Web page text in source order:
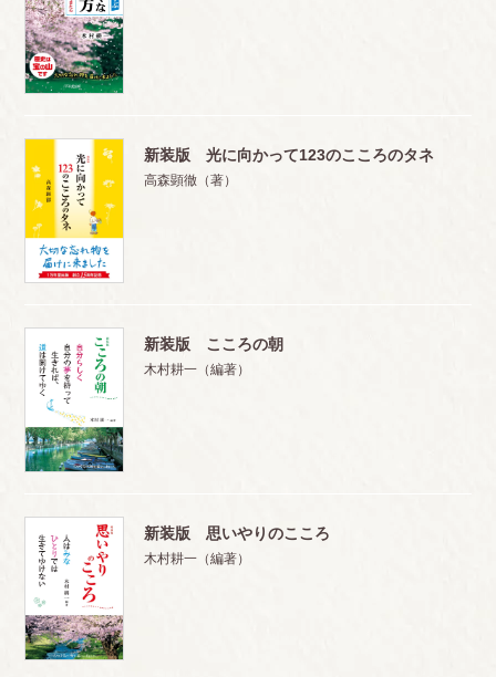
新装版 光に向かって123のこころのタネ
高森顕徹（著）
新装版 こころの朝
木村耕一（編著）
新装版 思いやりのこころ
木村耕一（編著）